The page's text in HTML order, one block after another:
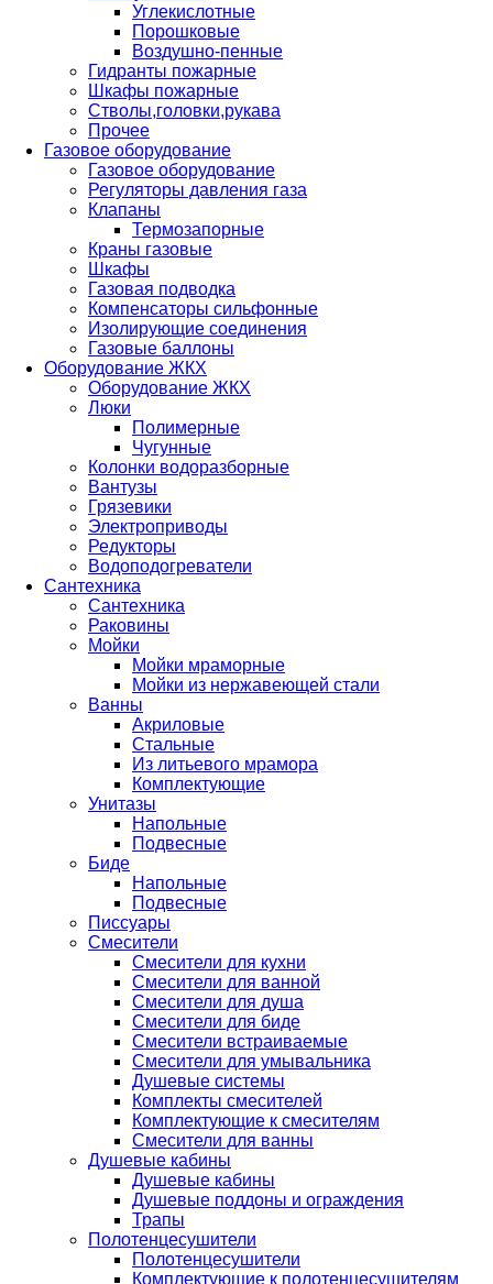
Углекислотные
Порошковые
Воздушно-пенные
Гидранты пожарные
Шкафы пожарные
Стволы,головки,рукава
Прочее
Газовое оборудование
Газовое оборудование
Регуляторы давления газа
Клапаны
Термозапорные
Краны газовые
Шкафы
Газовая подводка
Компенсаторы сильфонные
Изолирующие соединения
Газовые баллоны
Оборудование ЖКХ
Оборудование ЖКХ
Люки
Полимерные
Чугунные
Колонки водоразборные
Вантузы
Грязевики
Электроприводы
Редукторы
Водоподогреватели
Сантехника
Сантехника
Раковины
Мойки
Мойки мраморные
Мойки из нержавеющей стали
Ванны
Акриловые
Стальные
Из литьевого мрамора
Комплектующие
Унитазы
Напольные
Подвесные
Биде
Напольные
Подвесные
Писсуары
Смесители
Смесители для кухни
Смесители для ванной
Смесители для душа
Смесители для биде
Смесители встраиваемые
Смесители для умывальника
Душевые системы
Комплекты смесителей
Комплектующие к смесителям
Смесители для ванны
Душевые кабины
Душевые кабины
Душевые поддоны и ограждения
Трапы
Полотенцесушители
Полотенцесушители
Комплектующие к полотенцесушителям